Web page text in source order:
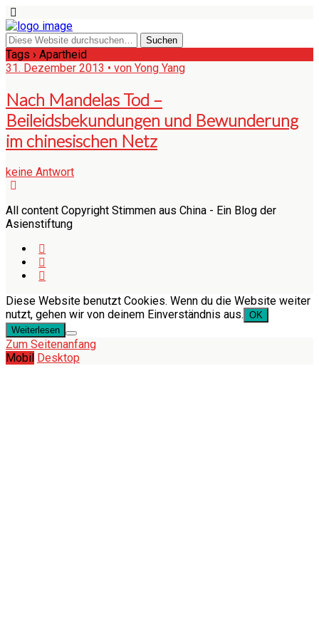
Tags › Apartheid
31. Dezember 2013 • von Yong Yang
Nach Mandelas Tod –
Beileidsbekundungen und Bewunderung
im chinesischen Netz
keine Antwort
All content Copyright Stimmen aus China - Ein Blog der
Asienstiftung
Diese Website benutzt Cookies. Wenn du die Website weiter
nutzt, gehen wir von deinem Einverständnis aus. OK
Weiterlesen
Zum Seitenanfang
Mobil Desktop